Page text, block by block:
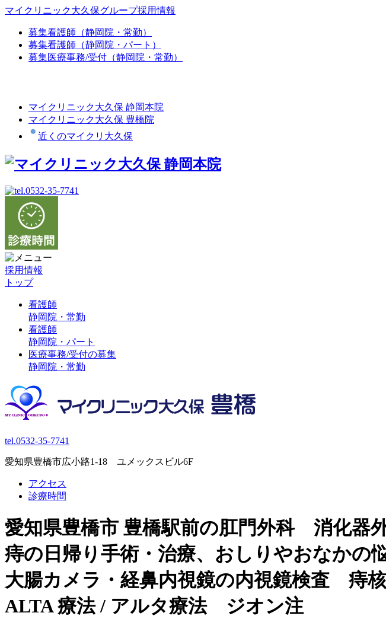
マイクリニック大久保グループ採用情報
募集看護師（静岡院・常勤）
募集看護師（静岡院・パート）
募集医療事務/受付（静岡院・常勤）
マイクリニック大久保 静岡本院
マイクリニック大久保 豊橋院
近くのマイクリ大久保
採用情報
トップ
看護師
静岡院・常勤
看護師
静岡院・パート
医療事務/受付の募集
静岡院・常勤
tel.0532-35-7741
愛知県豊橋市広小路1-18 ユメックスビル6F
アクセス
診療時間
愛知県豊橋市 豊橋駅前の肛門外科 消化器
痔の日帰り手術・治療、おしりやおなかの
大腸カメラ・経鼻内視鏡の内視鏡検査 痔
ALTA 療法 / アルタ療法 ジオン注